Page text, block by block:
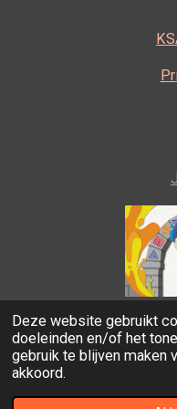
Deze website gebruikt
doeleinden en/of het
gebruik te blijven maken
akkoord.
© 2021 KSA Minderhout